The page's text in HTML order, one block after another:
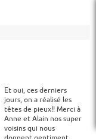
Et oui, ces derniers
jours, on a réalisé les
têtes de pieux!! Merci à
Anne et Alain nos super
voisins qui nous